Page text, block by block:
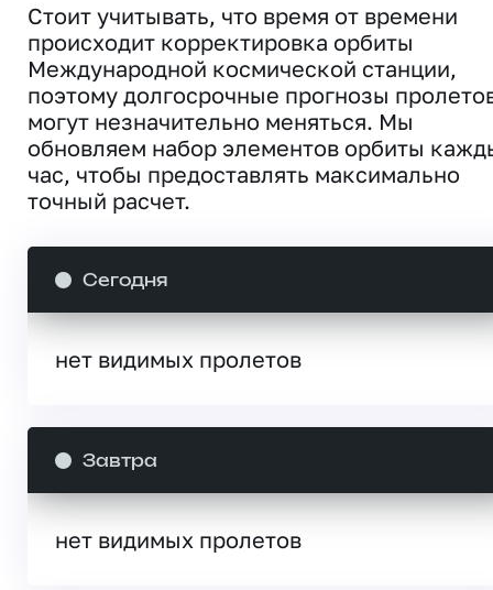
Стоит учитывать, что время от времени
происходит корректировка орбиты
Международной космической станции,
поэтому долгосрочные прогнозы
могут незначительно меняться. Мы
обновляем набор элементов орбиты
час, чтобы предоставлять максимально
точный расчет.
Сегодня
нет видимых пролетов
Завтра
нет видимых пролетов